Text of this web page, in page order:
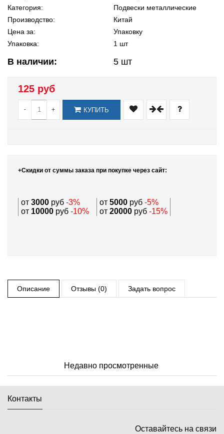
Категория:
Подвески металлические
Производство:
Китай
Цена за:
Упаковку
Упаковка:
1 шт
В наличии: 5 шт
125 руб
- + КУПИТЬ
+Скидки от суммы заказа при покупке через сайт:
от 3000 руб -3% от 5000 руб -5%
от 10000 руб -10% от 20000 руб -15%
Описание Отзывы (0) Задать вопрос
Недавно просмотренные
Контакты
Оставайтесь на связи